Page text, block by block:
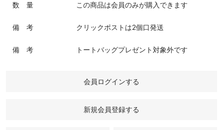
数 量 この商品は会員のみが購入できます
備 考 クリックポストは2個口発送
備 考 トートバッグプレゼント対象外です
会員ログインする
新規会員登録する